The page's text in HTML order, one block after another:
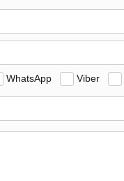
WhatsApp Viber